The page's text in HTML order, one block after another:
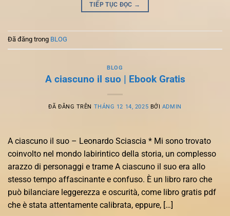
TIẾP TỤC ĐỌC →
Đã đăng trong BLOG
BLOG
A ciascuno il suo | Ebook Gratis
ĐÃ ĐĂNG TRÊN THÁNG 12 14, 2025 BỞI ADMIN
A ciascuno il suo – Leonardo Sciascia * Mi sono trovato
coinvolto nel mondo labirintico della storia, un complesso
arazzo di personaggi e trame A ciascuno il suo era allo
stesso tempo affascinante e confuso. È un libro raro che
può bilanciare leggerezza e oscurità, come libro gratis pdf
che è stata attentamente calibrata, eppure, […]